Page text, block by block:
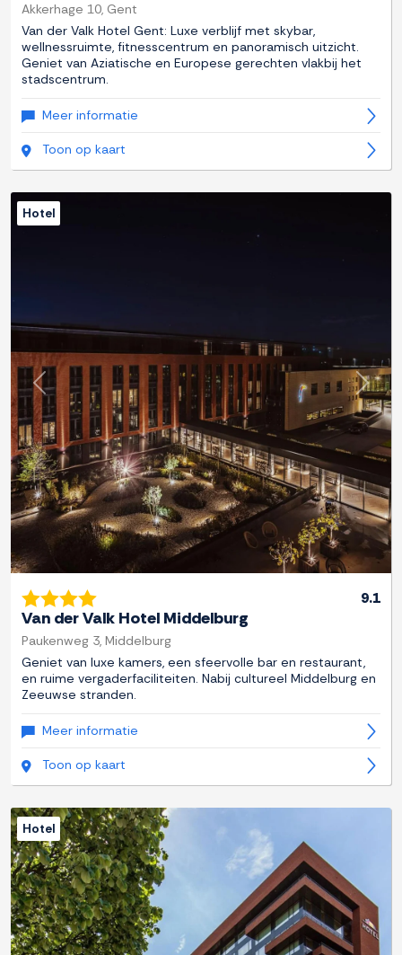
Akkerhage 10, Gent
Van der Valk Hotel Gent: Luxe verblijf met skybar,
wellnessruimte, fitnesscentrum en panoramisch uitzicht.
Geniet van Aziatische en Europese gerechten vlakbij het
stadscentrum.
Meer informatie
Toon op kaart
Previous Next
Hotel
9.1
Van der Valk Hotel Middelburg
Paukenweg 3, Middelburg
Geniet van luxe kamers, een sfeervolle bar en restaurant,
en ruime vergaderfaciliteiten. Nabij cultureel Middelburg en
Zeeuwse stranden.
Meer informatie
Toon op kaart
Hotel